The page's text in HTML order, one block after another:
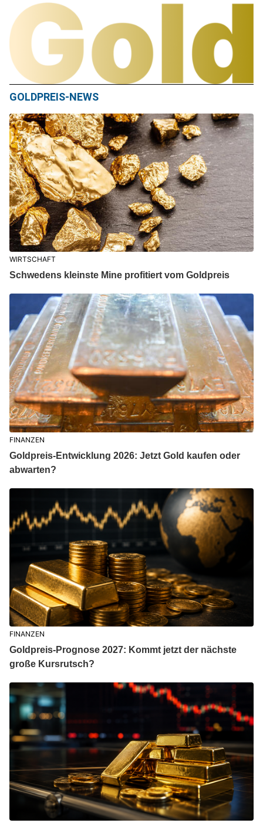
GOLDPREIS-NEWS
WIRTSCHAFT
Schwedens kleinste Mine profitiert vom Goldpreis
FINANZEN
Goldpreis-Entwicklung 2026: Jetzt Gold kaufen oder
abwarten?
FINANZEN
Goldpreis-Prognose 2027: Kommt jetzt der nächste
große Kursrutsch?